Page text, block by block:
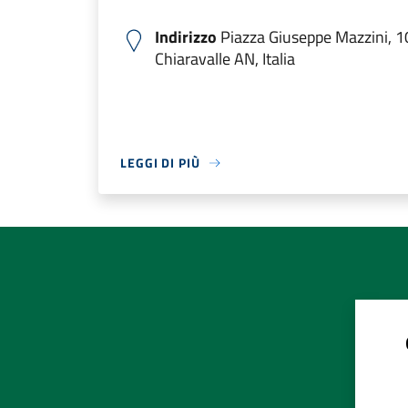
Indirizzo Piazza Giuseppe Mazzini,
Chiaravalle AN, Italia
LEGGI DI PIÙ